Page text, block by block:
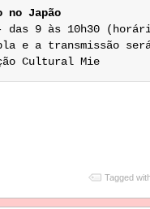
no Japão
das 9 às 10h30
e a transmissão
Cultural Mie
Tagged